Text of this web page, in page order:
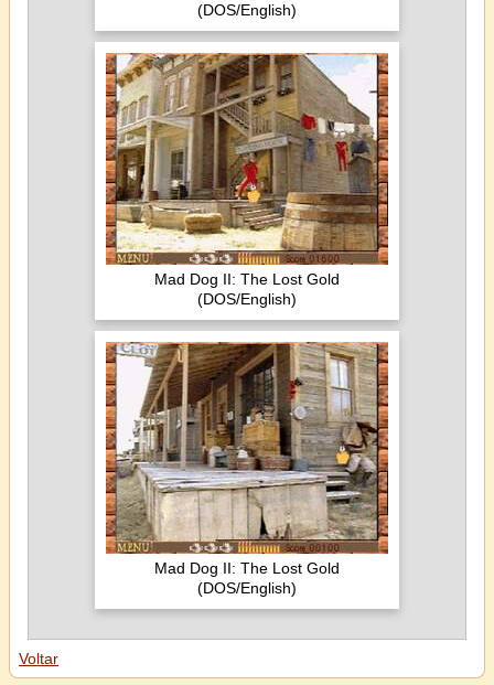
(DOS/English)
Mad Dog II: The Lost Gold
(DOS/English)
Mad Dog II: The Lost Gold
(DOS/English)
Voltar